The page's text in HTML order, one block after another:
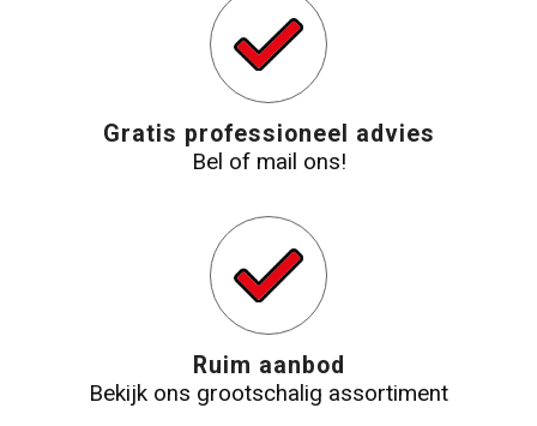
Gratis professioneel advies
Bel of mail ons!
Ruim aanbod
Bekijk ons grootschalig assortiment